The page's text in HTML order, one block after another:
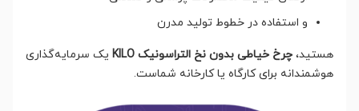
و استفاده در خطوط تولید مدرن
هستید، چرخ خیاطی بدون نخ التراسونیک KILO
یک سرمایه‌گذاری
هوشمندانه برای کارگاه یا کارخانه شماست.